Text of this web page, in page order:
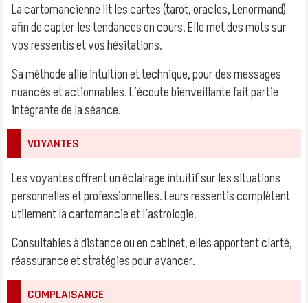
La cartomancienne lit les cartes (tarot, oracles, Lenormand)
afin de capter les tendances en cours. Elle met des mots sur
vos ressentis et vos hésitations.
Sa méthode allie intuition et technique, pour des messages
nuancés et actionnables. L’écoute bienveillante fait partie
intégrante de la séance.
VOYANTES
Les voyantes offrent un éclairage intuitif sur les situations
personnelles et professionnelles. Leurs ressentis complètent
utilement la cartomancie et l’astrologie.
Consultables à distance ou en cabinet, elles apportent clarté,
réassurance et stratégies pour avancer.
COMPLAISANCE